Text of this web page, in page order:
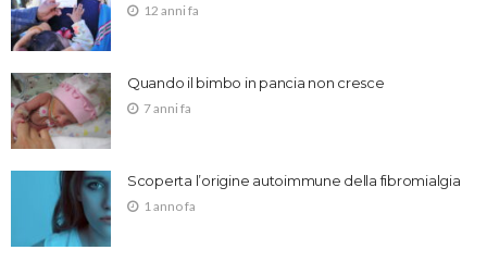
12 anni fa
Quando il bimbo in pancia non cresce
7 anni fa
Scoperta l’origine autoimmune della fibromialgia
1 anno fa